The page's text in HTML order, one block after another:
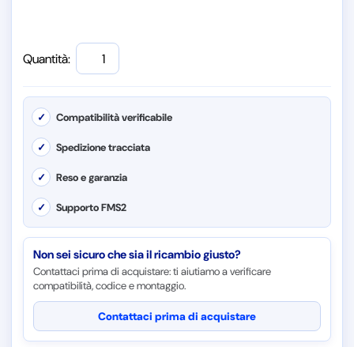
Quantità:
✓ Compatibilità verificabile
✓ Spedizione tracciata
✓ Reso e garanzia
✓ Supporto FMS2
Non sei sicuro che sia il ricambio giusto?
Contattaci prima di acquistare: ti aiutiamo a verificare
compatibilità, codice e montaggio.
Contattaci prima di acquistare